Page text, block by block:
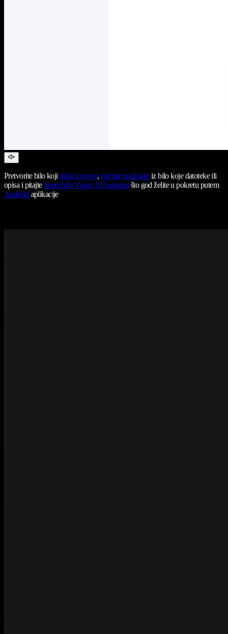
Pretvorite bilo kojitekst u govor, stvorite podcasteiz bilo koje datoteke ili
opisa i pitajte Speechify Voice AI Assistantšto god želite u pokretu putem
Androidaplikacije